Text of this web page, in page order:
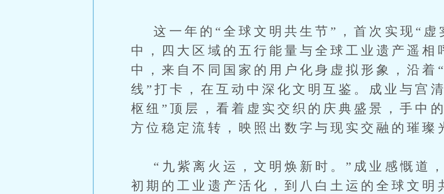
这一年的“全球文明共生节”，首次实现“虚
中，四大区域的五行能量与全球工业遗产遥相
中，来自不同国家的用户化身虚拟形象，沿着
线”打卡，在互动中深化文明互鉴。成业与宫
枢纽”顶层，看着虚实交织的庆典盛景，手中
方位稳定流转，映照出数字与现实交融的璀璨
“九紫离火运，文明焕新时。”成业感慨道
初期的工业遗产活化，到八白土运的全球文明